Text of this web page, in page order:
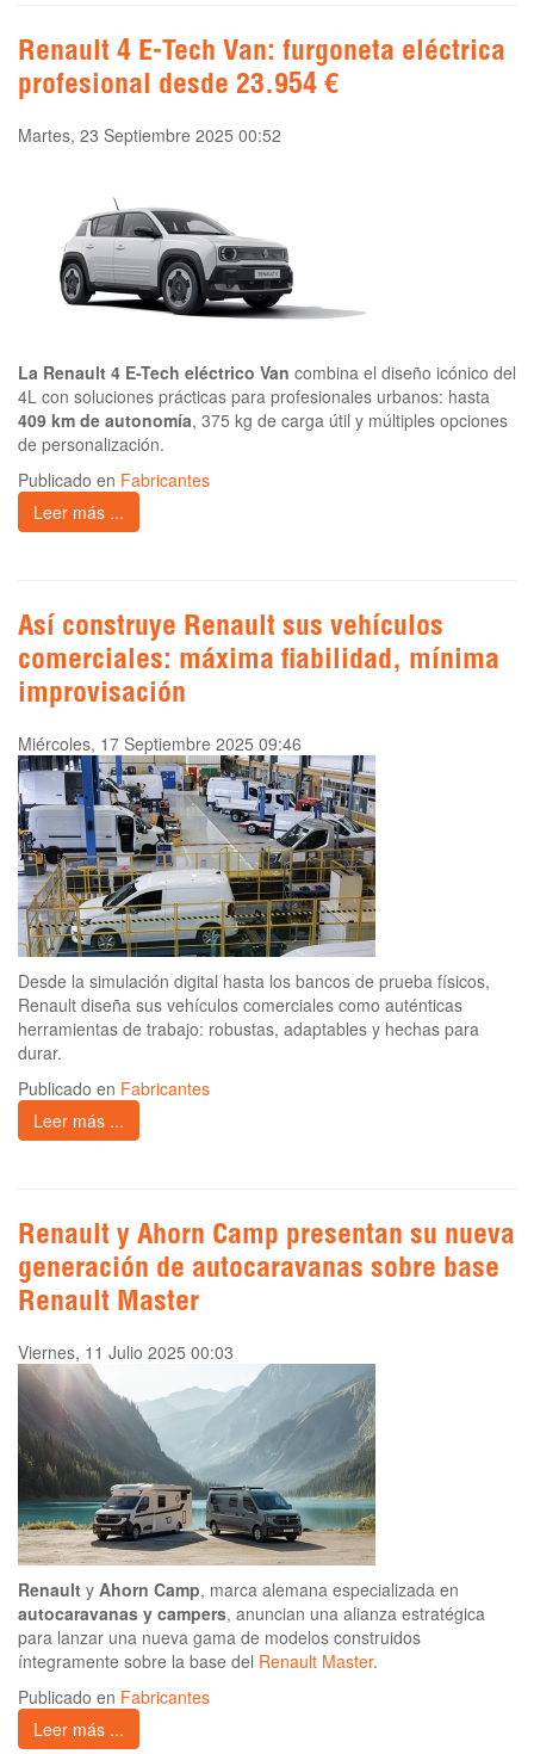
Renault 4 E-Tech Van: furgoneta eléctrica
profesional desde 23.954 €
Martes, 23 Septiembre 2025 00:52
La Renault 4 E-Tech eléctrico Van combina el diseño icónico del
4L con soluciones prácticas para profesionales urbanos: hasta
409 km de autonomía, 375 kg de carga útil y múltiples opciones
de personalización.
Publicado en Fabricantes
Leer más ...
Así construye Renault sus vehículos
comerciales: máxima fiabilidad, mínima
improvisación
Miércoles, 17 Septiembre 2025 09:46
Desde la simulación digital hasta los bancos de prueba físicos,
Renault diseña sus vehículos comerciales como auténticas
herramientas de trabajo: robustas, adaptables y hechas para
durar.
Publicado en Fabricantes
Leer más ...
Renault y Ahorn Camp presentan su nueva
generación de autocaravanas sobre base
Renault Master
Viernes, 11 Julio 2025 00:03
Renault y Ahorn Camp, marca alemana especializada en
autocaravanas y campers, anuncian una alianza estratégica
para lanzar una nueva gama de modelos construidos
íntegramente sobre la base del Renault Master.
Publicado en Fabricantes
Leer más ...